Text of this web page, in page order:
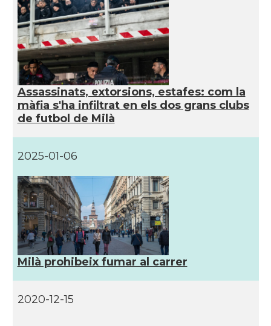
Assassinats, extorsions, estafes: com la
màfia s'ha infiltrat en els dos grans clubs
de futbol de Milà
2025-01-06
Milà prohibeix fumar al carrer
2020-12-15